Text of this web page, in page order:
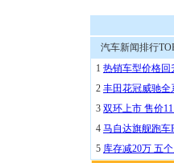
汽车新闻排行
1 热销车型价格回
2 丰田花冠威驰全
3 双环上市 售价
4 马自达旗舰跑车
5 库存减20万 五